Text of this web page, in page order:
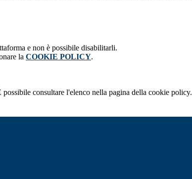
e non è possibile disabilitarli.
la COOKIE POLICY.
consultare l'elenco nella pagina della cookie policy.